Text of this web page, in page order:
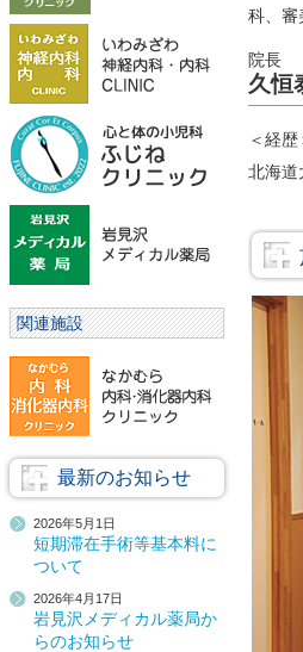
科、審
院長
久
＜経歴
北海道
関連施設
最新のお知らせ
2026年5月1日
短期滞在手術等基本料に
ついて
2026年4月17日
岩見沢メディカル薬局か
らのお知らせ